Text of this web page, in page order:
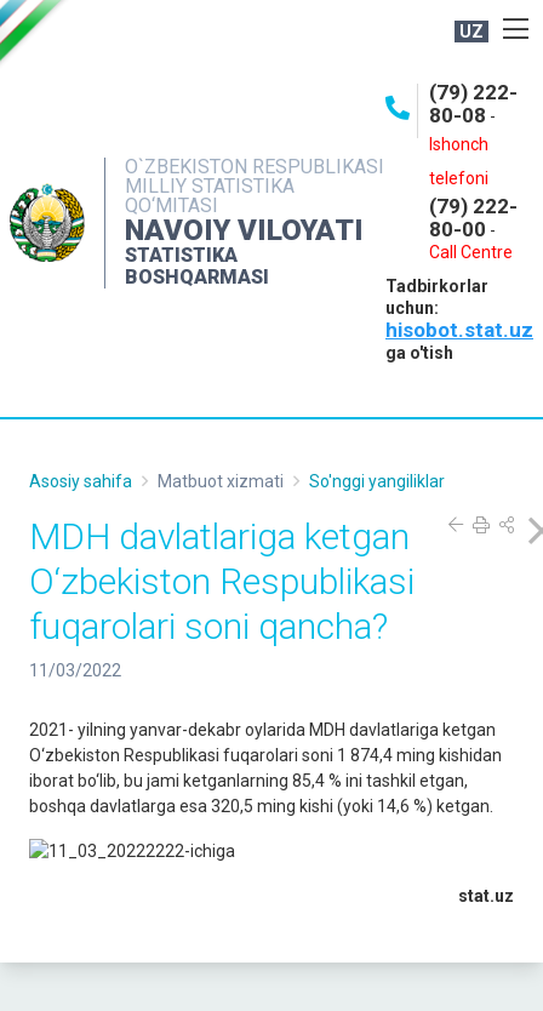
UZ
O`ZBEKISTON RESPUBLIKASI
MILLIY STATISTIKA
QO‘MITASI
NAVOIY VILOYATI
STATISTIKA
BOSHQARMASI
(79) 222-
80-08 -
Ishonch
telefoni
(79) 222-
80-00 -
Call Centre
Tadbirkorlar
uchun:
hisobot.stat.uz
ga o'tish
OCHIQ MA'LUMOTLAR
INTERAKTIV XIZMATLAR
MUROJAATLAR
Asosiy sahifa Matbuot xizmati So'nggi yangiliklar
MDH davlatlariga ketgan
O‘zbekiston Respublikasi
fuqarolari soni qancha?
11/03/2022
2021- yilning yanvar-dekabr oylarida MDH davlatlariga ketgan
O‘zbekiston Respublikasi fuqarolari soni 1 874,4 ming kishidan
iborat bo‘lib, bu jami ketganlarning 85,4 % ini tashkil etgan,
boshqa davlatlarga esa 320,5 ming kishi (yoki 14,6 %) ketgan.
stat.uz